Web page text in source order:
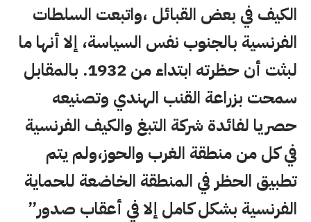
الكيف في بعض القبائل ،واتبعت السلطات
الفرنسية بالجنوب نفس السياسة، إلا أنها ما
لبثت أن حظرته ابتداء من 1932. بالمقابل
سمحت بزراعة القنب الهندي وتصنيعه
حصريا لفائدة شركة التبغ والكيف الفرنسية
في كل من منطقة الغرب والحوز،ولم يتم
تطبيق الحظر في المنطقة الخاضعة للحماية
الفرنسية بشكل كامل إلا في أعقاب صدور”